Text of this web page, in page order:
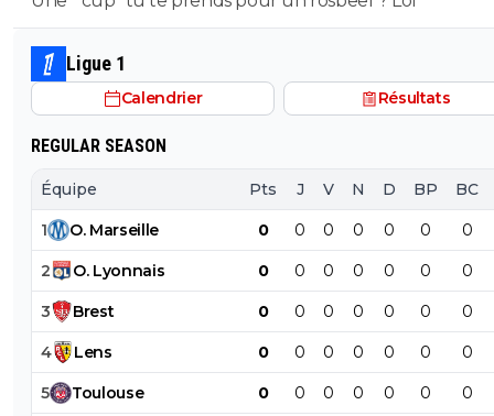
Ligue 1
Calendrier Résultats
REGULAR SEASON
Équipe Pts J V N D BP BC
1 O. Marseille 0 0 0 0 0 0 0
2 O. Lyonnais 0 0 0 0 0 0 0
3 Brest 0 0 0 0 0 0 0
4 Lens 0 0 0 0 0 0 0
5 Toulouse 0 0 0 0 0 0 0